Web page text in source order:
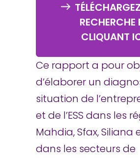
RECHERCHE
CLIQUANT
Ce rapport a pour
d’élaborer un
situation de
et de l’ESS dans les
Mahdia, Sfax, Siliana
dans les secteurs de